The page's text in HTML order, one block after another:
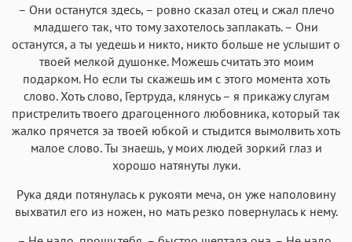
– Они останутся здесь, – ровно сказал отец и сжал плечо
младшего так, что тому захотелось заплакать. – Они
останутся, а ты уедешь и никто, никто больше не услышит о
твоей мелкой душонке. Можешь считать это моим
подарком. Но если ты скажешь им с этого момента хоть
слово. Хоть слово, Гертруда, клянусь – я прикажу слугам
пристрелить твоего драгоценного любовника, который так
жалко прячется за твоей юбкой и стыдится вымолвить хоть
малое слово. Ты знаешь, у моих людей зоркий глаз и
хорошо натянуты луки.
Рука дяди потянулась к рукояти меча, он уже наполовину
выхватил его из ножен, но мать резко повернулась к нему.